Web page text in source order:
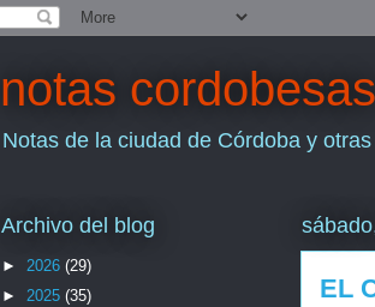
notas cordobesas
Notas de la ciudad de Córdoba y
EL
Archivo del blog
► 2026 (29)
► 2025 (35)